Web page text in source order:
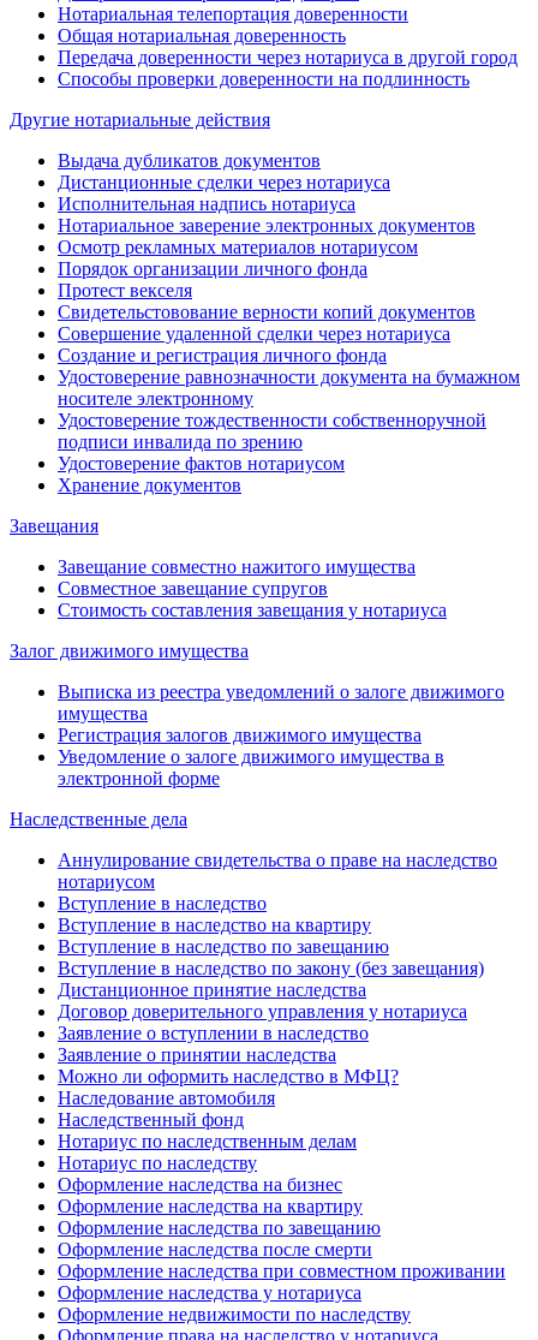
Нотариальная телепортация доверенности
Общая нотариальная доверенность
Передача доверенности через нотариуса в другой город
Способы проверки доверенности на подлинность
Другие нотариальные действия
Выдача дубликатов документов
Дистанционные сделки через нотариуса
Исполнительная надпись нотариуса
Нотариальное заверение электронных документов
Осмотр рекламных материалов нотариусом
Порядок организации личного фонда
Протест векселя
Свидетельстовование верности копий документов
Совершение удаленной сделки через нотариуса
Создание и регистрация личного фонда
Удостоверение равнозначности документа на бумажном
носителе электронному
Удостоверение тождественности собственноручной
подписи инвалида по зрению
Удостоверение фактов нотариусом
Хранение документов
Завещания
Завещание совместно нажитого имущества
Совместное завещание супругов
Стоимость составления завещания у нотариуса
Залог движимого имущества
Выписка из реестра уведомлений о залоге движимого
имущества
Регистрация залогов движимого имущества
Уведомление о залоге движимого имущества в
электронной форме
Наследственные дела
Аннулирование свидетельства о праве на наследство
нотариусом
Вступление в наследство
Вступление в наследство на квартиру
Вступление в наследство по завещанию
Вступление в наследство по закону (без завещания)
Дистанционное принятие наследства
Договор доверительного управления у нотариуса
Заявление о вступлении в наследство
Заявление о принятии наследства
Можно ли оформить наследство в МФЦ?
Наследование автомобиля
Наследственный фонд
Нотариус по наследственным делам
Нотариус по наследству
Оформление наследства на бизнес
Оформление наследства на квартиру
Оформление наследства по завещанию
Оформление наследства после смерти
Оформление наследства при совместном проживании
Оформление наследства у нотариуса
Оформление недвижимости по наследству
Оформление права на наследство у нотариуса